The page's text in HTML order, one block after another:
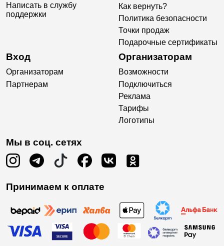
Написать в службу
поддержки
Как вернуть?
Политика безопасности
Точки продаж
Подарочные сертификаты
Вход
Организаторам
Партнерам
Организаторам
Возможности
Подключиться
Реклама
Тарифы
Логотипы
Мы в соц. сетях
Принимаем к оплате